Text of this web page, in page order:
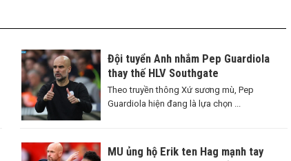
Đội tuyển Anh nhắm Pep Guardiola
thay thế HLV Southgate
Theo truyền thông Xứ sương mù, Pep
Guardiola hiện đang là lựa chọn ...
MU ủng hộ Erik ten Hag mạnh tay